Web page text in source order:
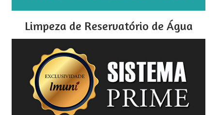
Limpeza de Reservatório de Água